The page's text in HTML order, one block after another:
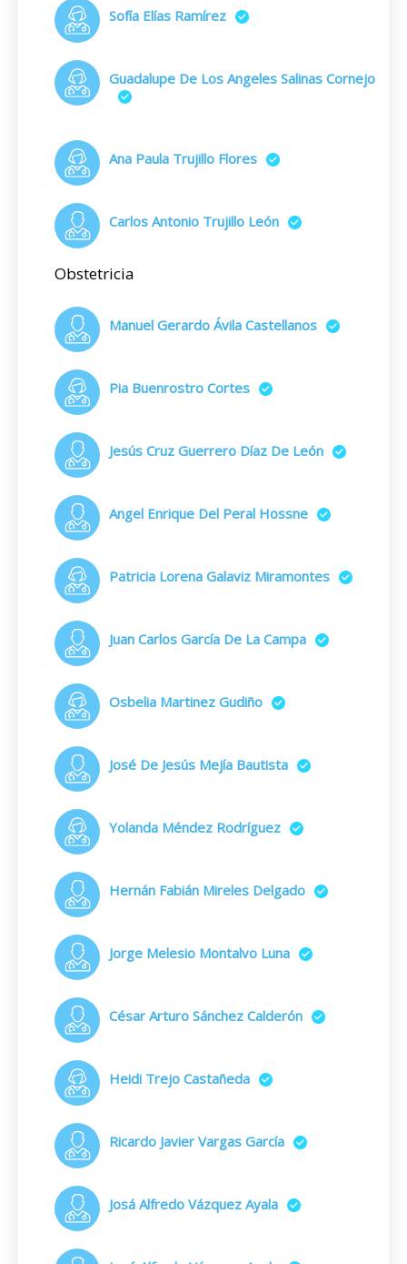
Sofía Elías Ramírez
Guadalupe De Los Angeles Salinas Cornejo
Ana Paula Trujillo Flores
Carlos Antonio Trujillo León
Obstetricia
Manuel Gerardo Ávila Castellanos
Pia Buenrostro Cortes
Jesús Cruz Guerrero Díaz De León
Angel Enrique Del Peral Hossne
Patricia Lorena Galaviz Miramontes
Juan Carlos García De La Campa
Osbelia Martinez Gudiño
José De Jesús Mejía Bautista
Yolanda Méndez Rodríguez
Hernán Fabián Mireles Delgado
Jorge Melesio Montalvo Luna
César Arturo Sánchez Calderón
Heidi Trejo Castañeda
Ricardo Javier Vargas García
Josá Alfredo Vázquez Ayala